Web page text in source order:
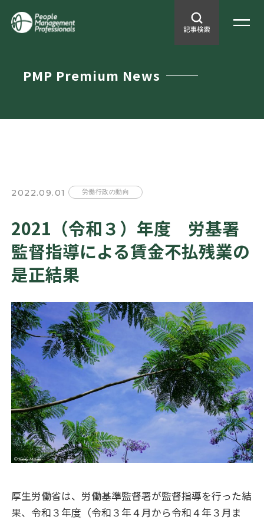
PMP Premium News
2022.09.01 労働行政の動向
2021（令和３）年度 労基署
監督指導による賃金不払残業の
是正結果
厚生労働省は、労働基準監督署が監督指導を行った結
果、令和３年度（令和３年４月から令和４年３月ま